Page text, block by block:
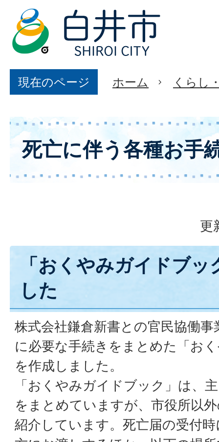
現在のページ ホーム くらし
死亡に伴う各種お手
更
「おくやみガイドブ
した
株式会社鎌倉新書との官民協働
に必要な手続きをまとめた「お
を作成しました。
「おくやみガイドブック」は、
をまとめていますが、市役所以
紹介しています。死亡届の受付